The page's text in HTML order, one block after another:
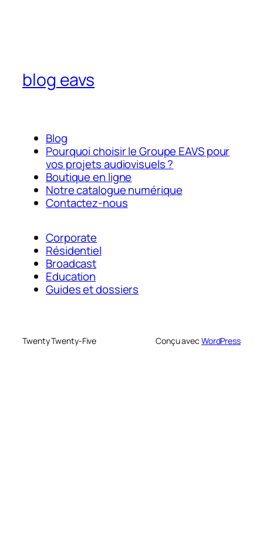
blog eavs
Blog
Pourquoi choisir le Groupe EAVS pour
vos projets audiovisuels ?
Boutique en ligne
Notre catalogue numérique
Contactez-nous
Corporate
Résidentiel
Broadcast
Education
Guides et dossiers
Twenty Twenty-Five Conçu avec WordPress